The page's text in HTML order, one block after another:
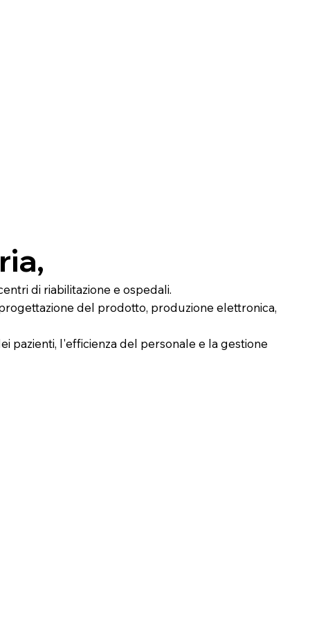
di riabilitazione e ospedali.
del prodotto, produzione elettronica,
pazienti, l'efficienza del personale e la gestione